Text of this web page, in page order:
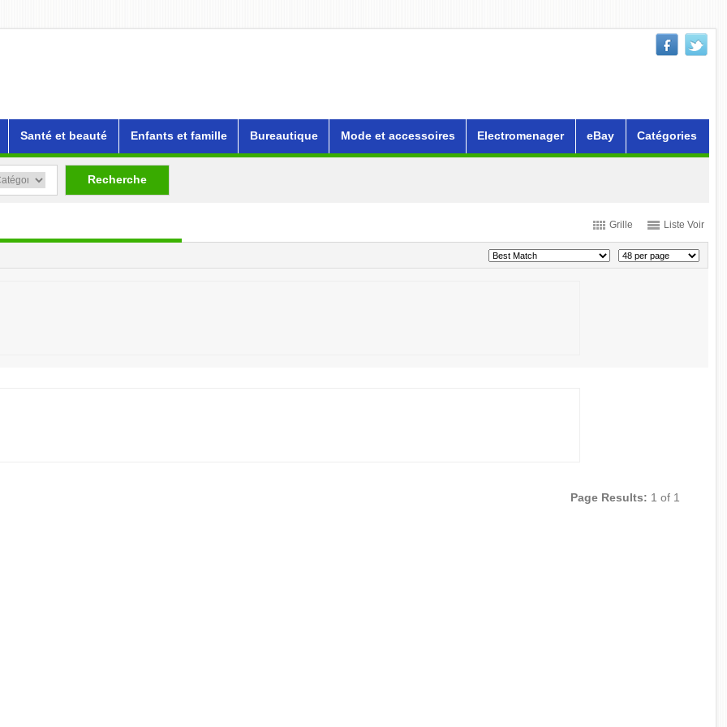
Santé et beauté Enfants et famille Bureautique Mode et accessoires Electromenager eBay Catégories
Recherche
Grille Liste Voir
Page Results: 1 of 1